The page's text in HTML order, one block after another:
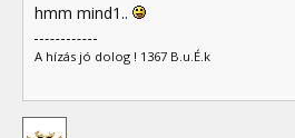
hmm mind1..
A hízás jó dolog ! 1367 B.u.É.k